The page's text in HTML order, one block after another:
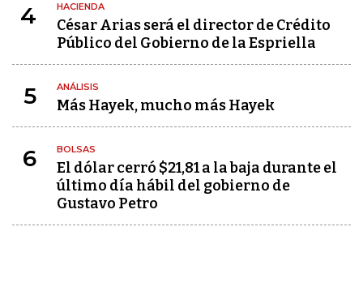
4 HACIENDA
César Arias será el director de Crédito
Público del Gobierno de la Espriella
5 ANÁLISIS
Más Hayek, mucho más Hayek
6 BOLSAS
El dólar cerró $21,81 a la baja durante el
último día hábil del gobierno de
Gustavo Petro